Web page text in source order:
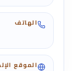
الهاتف
الموقع